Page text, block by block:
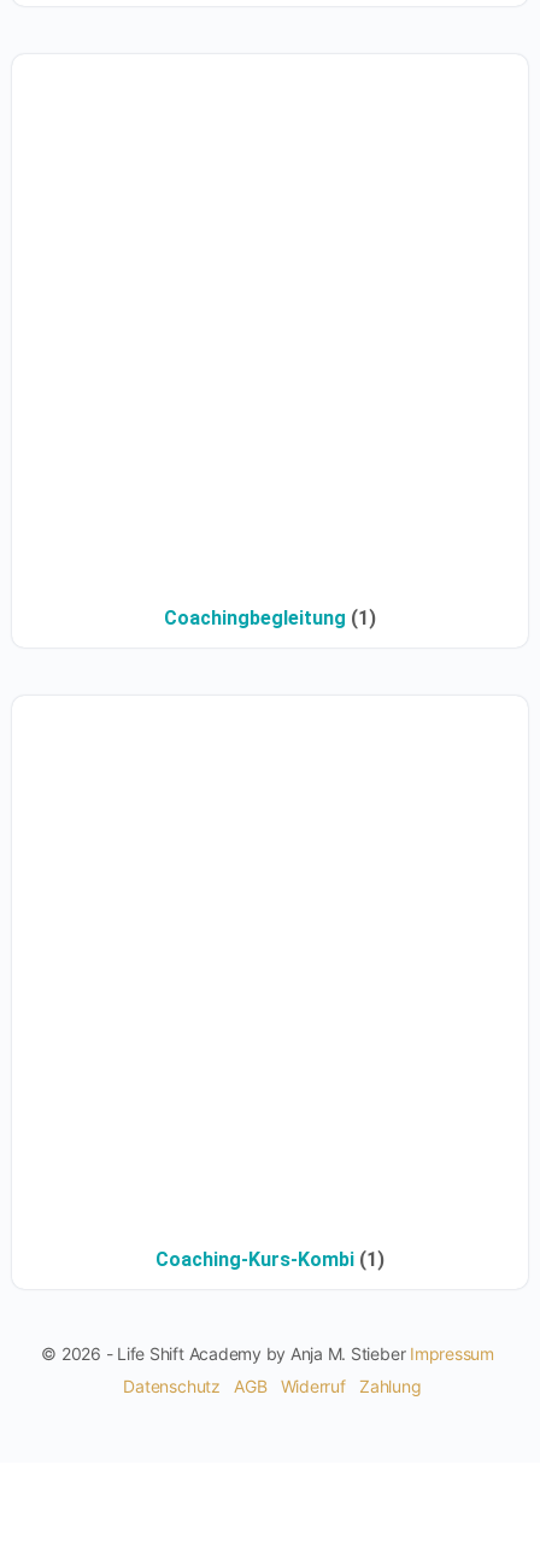
Coachingbegleitung (1)
Coaching-Kurs-Kombi (1)
© 2026 - Life Shift Academy by Anja M. Stieber Impressum
Datenschutz
AGB Widerruf Zahlung